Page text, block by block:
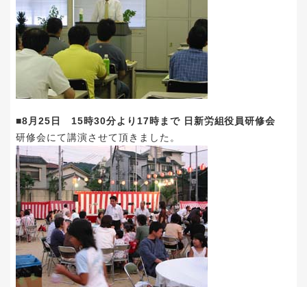
■8月25日 15時30分より17時まで 日新労組役員研修会
研修会にて講演させて頂きました。